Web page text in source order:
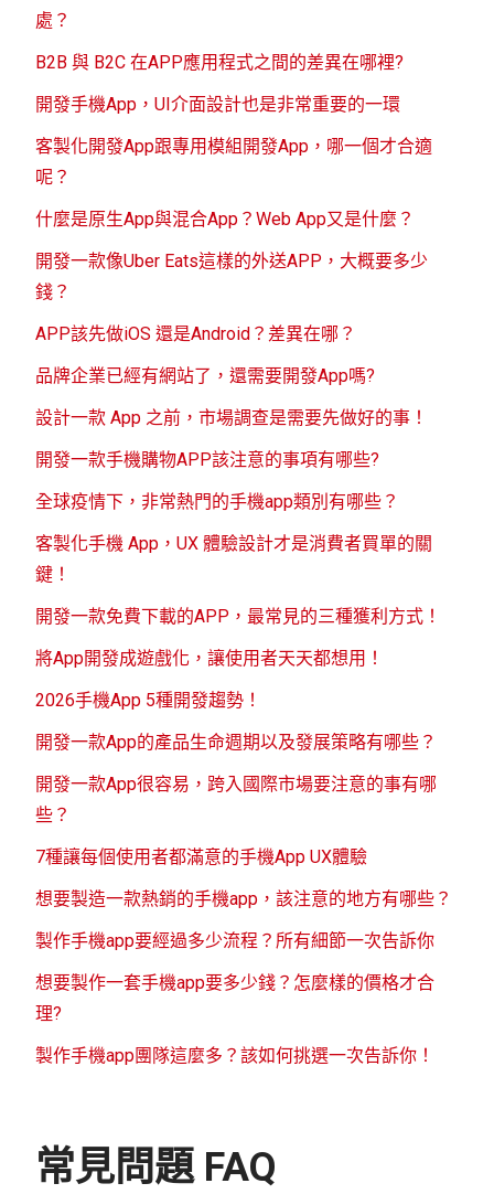
處？
B2B 與 B2C 在APP應用程式之間的差異在哪裡?
開發手機App，UI介面設計也是非常重要的一環
客製化開發App跟專用模組開發App，哪一個才合適
呢？
什麼是原生App與混合App？Web App又是什麼？
開發一款像Uber Eats這樣的外送APP，大概要多少
錢？
APP該先做iOS 還是Android？差異在哪？
品牌企業已經有網站了，還需要開發App嗎?
設計一款 App 之前，市場調查是需要先做好的事！
開發一款手機購物APP該注意的事項有哪些?
全球疫情下，非常熱門的手機app類別有哪些？
客製化手機 App，UX 體驗設計才是消費者買單的關
鍵！
開發一款免費下載的APP，最常見的三種獲利方式！
將App開發成遊戲化，讓使用者天天都想用！
2026手機App 5種開發趨勢！
開發一款App的產品生命週期以及發展策略有哪些？
開發一款App很容易，跨入國際市場要注意的事有哪
些？
7種讓每個使用者都滿意的手機App UX體驗
想要製造一款熱銷的手機app，該注意的地方有哪些？
製作手機app要經過多少流程？所有細節一次告訴你
想要製作一套手機app要多少錢？怎麼樣的價格才合
理?
製作手機app團隊這麼多？該如何挑選一次告訴你！
常見問題 FAQ